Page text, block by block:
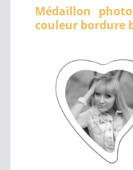
Médaillon
couleur bordure